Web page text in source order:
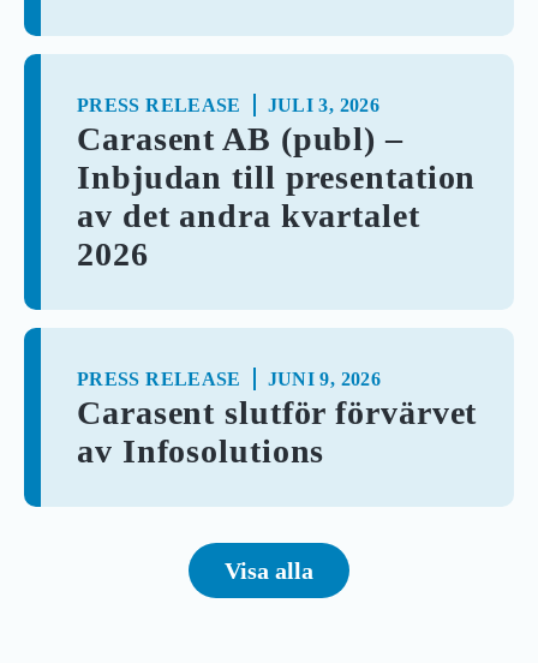
PRESS RELEASE JULI 3, 2026
Carasent AB (publ) –
Inbjudan till presentation
av det andra kvartalet
2026
PRESS RELEASE JUNI 9, 2026
Carasent slutför förvärvet
av Infosolutions
Visa alla